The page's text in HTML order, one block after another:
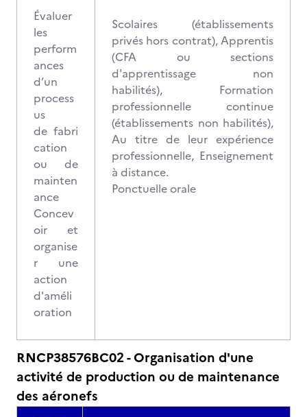
Évaluer
les
perform
ances
d’un
process
us
de fabri
cation
ou de
mainten
ance
Concev
oir et
organise
r une
action
d'améli
oration
Scolaires (établissements
privés hors contrat), Apprentis
(CFA ou sections
d'apprentissage non
habilités), Formation
professionnelle continue
(établissements non habilités),
Au titre de leur expérience
professionnelle, Enseignement
à distance.
Ponctuelle orale
RNCP38576BC02 - Organisation d'une
activité de production ou de maintenance
des aéronefs